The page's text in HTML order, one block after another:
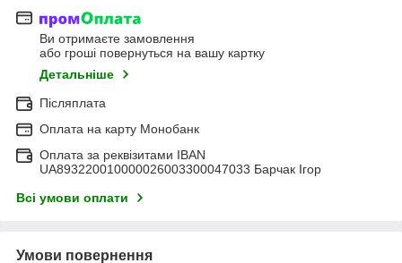
Ви отримаєте замовлення
або гроші повернуться на вашу картку
Детальніше
Післяплата
Оплата на карту Монобанк
Оплата за реквізитами IBAN
UA893220010000026003300047033 Барчак Ігор
Всі умови оплати
Умови повернення